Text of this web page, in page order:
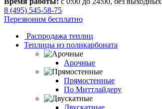
8 (495) 545-58-75
Перезвоним бесплатно
Распродажа теплиц
Теплицы из поликарбоната
Арочные
Прямостенные
По Миттлайдеру
Двускатные